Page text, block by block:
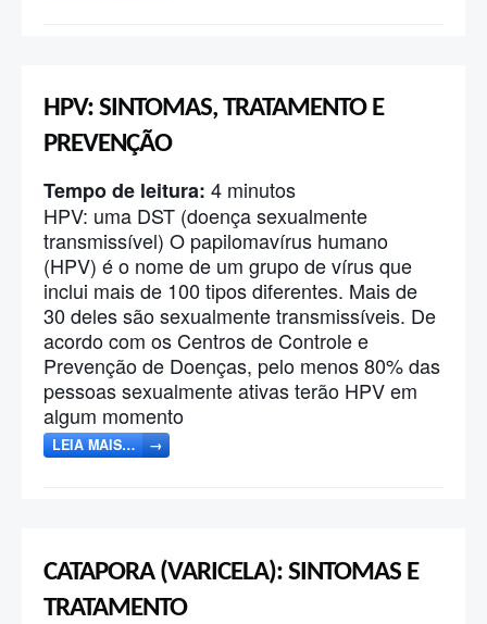
HPV: SINTOMAS, TRATAMENTO E
PREVENÇÃO
Tempo de leitura: 4 minutos
HPV: uma DST (doença sexualmente
transmissível) O papilomavírus humano
(HPV) é o nome de um grupo de vírus que
inclui mais de 100 tipos diferentes. Mais de
30 deles são sexualmente transmissíveis. De
acordo com os Centros de Controle e
Prevenção de Doenças, pelo menos 80% das
pessoas sexualmente ativas terão HPV em
algum momento
LEIA MAIS… →
CATAPORA (VARICELA): SINTOMAS E
TRATAMENTO